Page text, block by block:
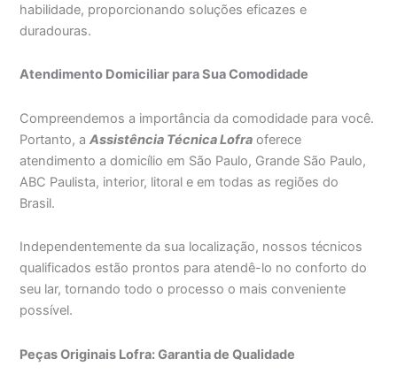
habilidade, proporcionando soluções eficazes e
duradouras.
Atendimento Domiciliar para Sua Comodidade
Compreendemos a importância da comodidade para você.
Portanto, aAssistência Técnica Lofra oferece
atendimento a domicílio em São Paulo, Grande São Paulo,
ABC Paulista, interior, litoral e em todas as regiões do
Brasil.
Independentemente da sua localização, nossos técnicos
qualificados estão prontos para atendê-lo no conforto do
seu lar, tornando todo o processo o mais conveniente
possível.
Peças Originais Lofra: Garantia de Qualidade